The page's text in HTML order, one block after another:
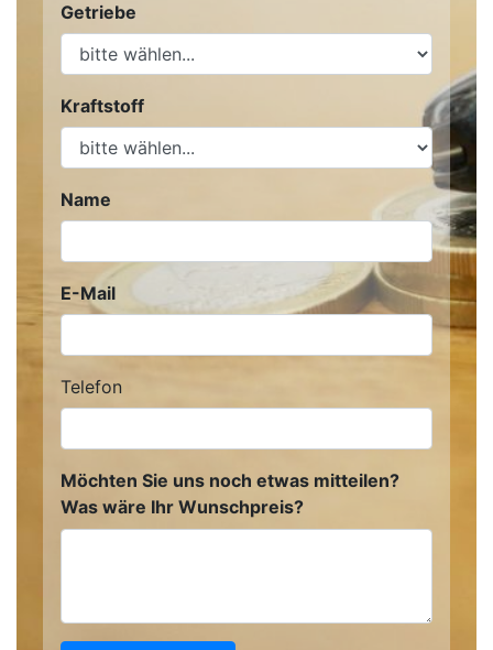
Getriebe
Kraftstoff
Name
E-Mail
Telefon
Möchten Sie uns noch etwas mitteilen?
Was wäre Ihr Wunschpreis?